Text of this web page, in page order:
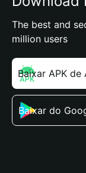
The best and
million users
Baixar APK de
Baixar do